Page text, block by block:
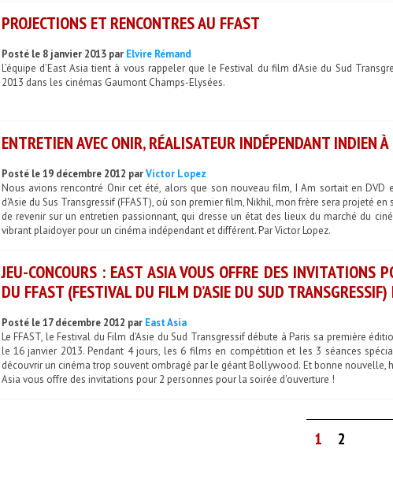
PROJECTIONS ET RENCONTRES AU FFAST
Posté le 8 janvier 2013 par Elvire Rémand
L’équipe d’East Asia tient à vous rappeler que le Festival du film d’Asie du Sud
2013 dans les cinémas Gaumont Champs-Elysées.
ENTRETIEN AVEC ONIR, RÉALISATEUR INDÉPENDANT INDIEN À
Posté le 19 décembre 2012 parVictor Lopez
Nous avions rencontré Onir cet été, alors que son nouveau film, I Am sortait en DVD
d'Asie du Sus Transgressif (FFAST), où son premier film, Nikhil, mon frère sera projeté
de revenir sur un entretien passionnant, qui dresse un état des lieux du marché du
vibrant plaidoyer pour un cinéma indépendant et différent. Par Victor Lopez.
JEU-CONCOURS : EAST ASIA VOUS OFFRE DES INVITATIONS
DU FFAST (FESTIVAL DU FILM D’ASIE DU SUD
Posté le 17 décembre 2012 par East Asia
Le FFAST, le Festival du Film d'Asie du Sud Transgressif débute à Paris sa première
le 16 janvier 2013. Pendant 4 jours, les 6 films en compétition et les 3 séances
découvrir un cinéma trop souvent ombragé par le géant Bollywood. Et bonne nouvelle,
Asia vous offre des invitations pour 2 personnes pour la soirée d'ouverture !
1 2